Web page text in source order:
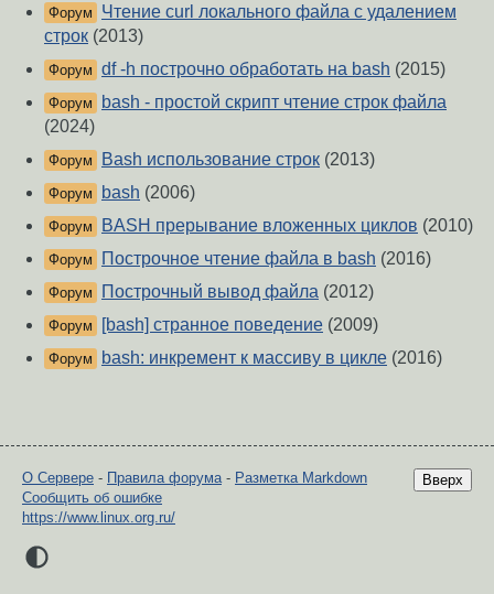
Форум
Чтение curl локального файла с удалением
строк (2013)
Форум df -h построчно обработать на bash (2015)
Форум
bash - простой скрипт чтение строк файла
(2024)
Форум Bash использование строк (2013)
Форум bash (2006)
Форум BASH прерывание вложенных циклов (2010)
Форум Построчное чтение файла в bash (2016)
Форум Построчный вывод файла (2012)
Форум [bash] странное поведение (2009)
Форум bash: инкремент к массиву в цикле (2016)
Вверх
О Сервере - Правила форума- Разметка Markdown
Сообщить об ошибке
https://www.linux.org.ru/